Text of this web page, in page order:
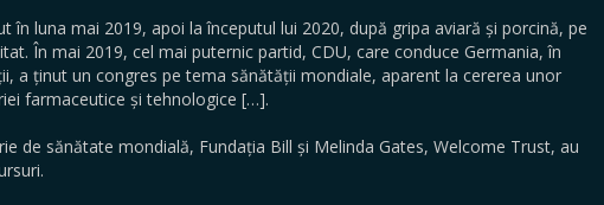
în luna mai 2019, apoi la începutul lui 2020, după gripa aviară și porcină, pe
În mai 2019, cel mai puternic partid, CDU, care conduce Germania, în
a ținut un congres pe tema sănătății mondiale, aparent la cererea unor
farmaceutice și tehnologice […].
de sănătate mondială, Fundația Bill și Melinda Gates, Welcome Trust, au